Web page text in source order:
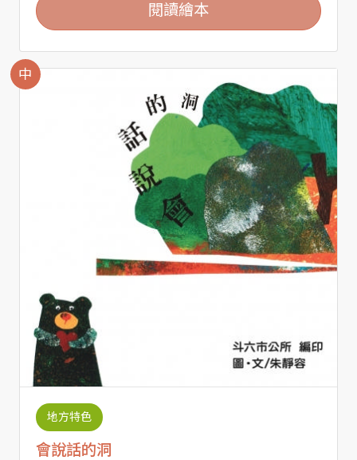
閱讀繪本
中
地方特色
會說話的洞